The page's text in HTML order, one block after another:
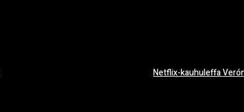
Netflix-kauhuleffa